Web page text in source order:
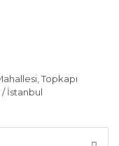
Topkapı
/ İstanbul